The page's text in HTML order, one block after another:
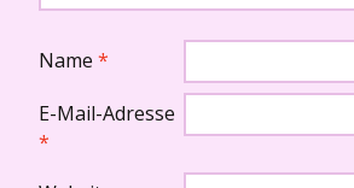
Name *
E-Mail-Adresse
*